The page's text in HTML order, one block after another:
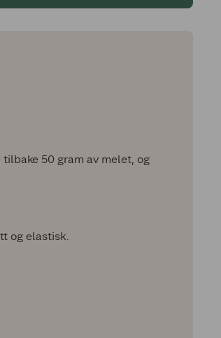
50 gram av melet, og
og elastisk.